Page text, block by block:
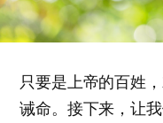
只要是上帝的百姓
诫命。接下来，让